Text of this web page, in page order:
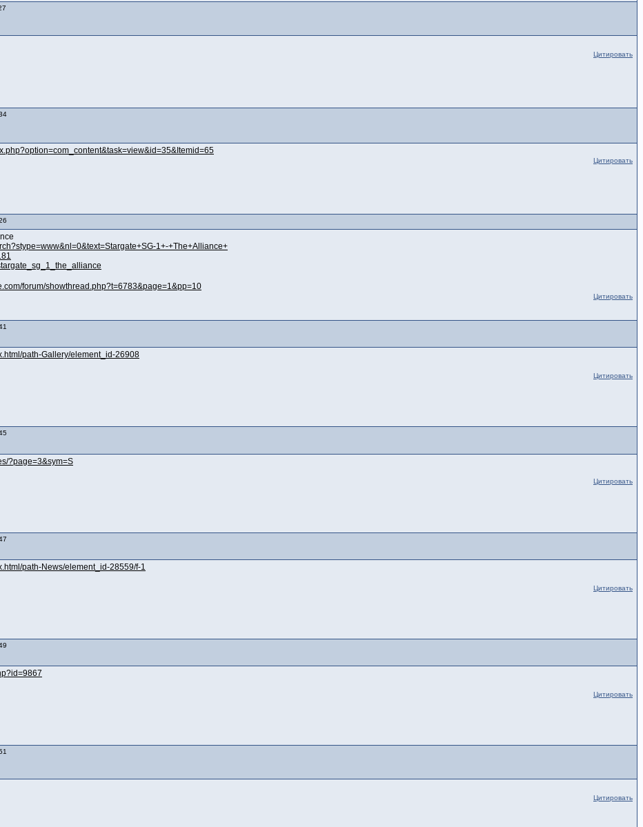
Цитировать
Цитировать
1+-+The+Alliance+
forum/showthread.php?t=6783&page=1&pp=10
Цитировать
path-Gallery/element_id-26908
Цитировать
?page=3&sym=S
Цитировать
path-News/element_id-28559/f-1
Цитировать
Цитировать
Цитировать